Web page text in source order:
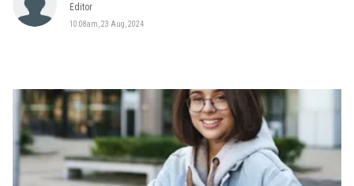
Editor
10:08am, 23 Aug, 2024